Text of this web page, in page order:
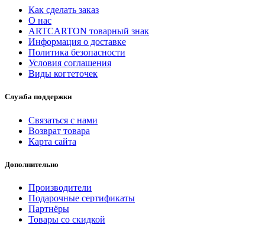
Как сделать заказ
О нас
ARTCARTON товарный знак
Информация о доставке
Политика безопасности
Условия соглашения
Виды когтеточек
Служба поддержки
Связаться с нами
Возврат товара
Карта сайта
Дополнительно
Производители
Подарочные сертификаты
Партнёры
Товары со скидкой